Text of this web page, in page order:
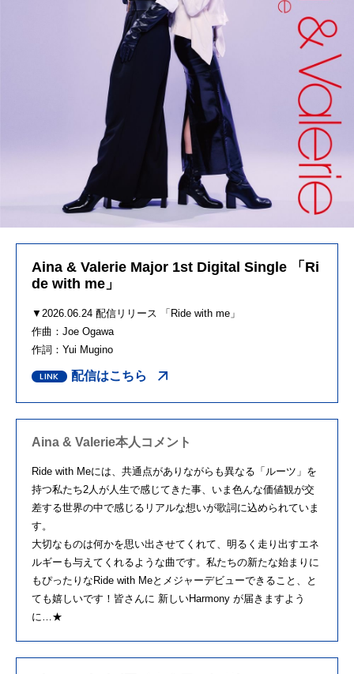
Aina & Valerie Major 1st Digital Single 「Ri
de with me」
▼2026.06.24 配信リリース 「Ride with me」
作曲：Joe Ogawa
作詞：Yui Mugino
配信はこちら
Aina & Valerie本人コメント
Ride with Meには、共通点がありながらも異なる「ルーツ」を
持つ私たち2人が人生で感じてきた事、いま色んな価値観が交
差する世界の中で感じるリアルな想いが歌詞に込められていま
す。
大切なものは何かを思い出させてくれて、明るく走り出すエネ
ルギーも与えてくれるような曲です。私たちの新たな始まりに
もぴったりなRide with Meとメジャーデビューできること、と
ても嬉しいです！皆さんに 新しいHarmony が届きますよう
に…★